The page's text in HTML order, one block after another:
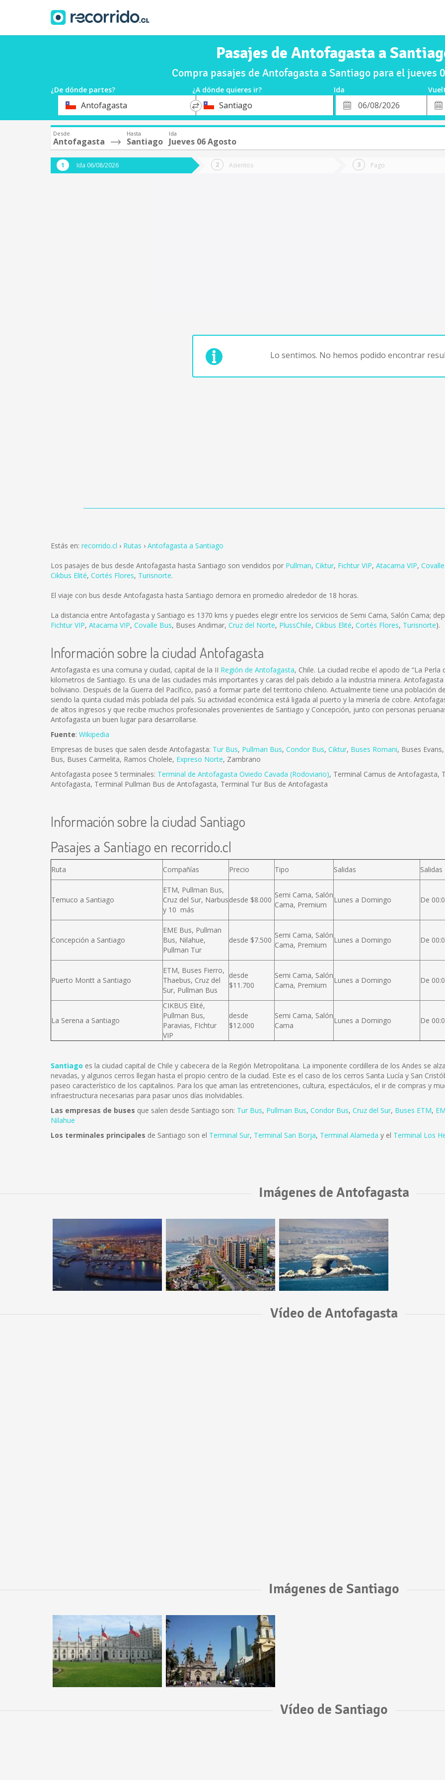
Pasajes de Antofagasta a
Compra pasajes de Antofagasta a Santiago para el jueves
¿De dónde partes? ¿A dónde quieres ir? Ida
OrigenAntofagasta
*
DestinoSantiago
Fecha
de
Fecha
de
Desde
Antofagasta
Hasta
Santiago
Ida
Jueves 06 Agosto
Ida 06/08/2026 Asientos Pago
Lo sentimos. No hemos podido encontrar
Estás en: recorrido.cl Rutas Antofagasta a Santiago
Los pasajes de bus desde Antofagasta hasta Santiago son vendidos por Pullman, Ciktur, Fichtur VIP, Atacama VIP,
Cikbus Elité, Cortés Flores, Turisnorte.
El viaje con bus desde Antofagasta hasta Santiago demora en promedio alrededor de 18 horas.
La distancia entre Antofagasta y Santiago es 1370 kms y puedes elegir entre los servicios de Semi Cama, Salón Cama;
Fichtur VIP, Atacama VIP, Covalle Bus, Buses Andimar, Cruz del Norte, PlussChile, Cikbus Elité, Cortés Flores, Turisnorte).
Información sobre la ciudad Antofagasta
Antofagasta es una comuna y ciudad, capital de la II Región de Antofagasta, Chile. La ciudad recibe el apodo de “La
kilometros de Santiago. Es una de las ciudades más importantes y caras del país debido a la industria minera.
boliviano. Después de la Guerra del Pacífico, pasó a formar parte del territorio chileno. Actualmente tiene una población
siendo la quinta ciudad más poblada del país. Su actividad económica está ligada al puerto y la minería de cobre.
de altos ingresos y que recibe muchos profesionales provenientes de Santiago y Concepción, junto con personas
Antofagasta un buen lugar para desarrollarse.
Fuente: Wikipedia
Empresas de buses que salen desde Antofagasta: Tur Bus, Pullman Bus, Condor Bus, Ciktur, Buses Romani, Buses Evans,
Bus, Buses Carmelita, Ramos Cholele, Expreso Norte, Zambrano
Antofagasta posee 5 terminales: Terminal de Antofagasta Oviedo Cavada (Rodoviario), Terminal Camus de Antofagasta,
Antofagasta, Terminal Pullman Bus de Antofagasta, Terminal Tur Bus de Antofagasta
Información sobre la ciudad Santiago
Pasajes a Santiago en recorrido.cl
Ruta Compañías Precio Tipo Salidas Salidas
Temuco a Santiago
ETM, Pullman Bus,
Cruz del Sur, Narbus
y 10 más
desde $8.000
Semi Cama, Salón
Cama, Premium
Lunes a Domingo De
Concepción a Santiago
EME Bus, Pullman
Bus, Nilahue,
Pullman Tur
desde $7.500
Semi Cama, Salón
Cama, Premium
Lunes a Domingo De
Puerto Montt a Santiago
ETM, Buses Fierro,
Thaebus, Cruz del
Sur, Pullman Bus
desde
$11.700
Semi Cama, Salón
Cama, Premium
Lunes a Domingo De
La Serena a Santiago
CIKBUS Elité,
Pullman Bus,
Paravias, FIchtur
VIP
desde
$12.000
Semi Cama, Salón
Cama
Lunes a Domingo De
Santiago es la ciudad capital de Chile y cabecera de la Región Metropolitana. La imponente cordillera de los Andes se
nevadas, y algunos cerros llegan hasta el propio centro de la ciudad. Este es el caso de los cerros Santa Lucía y San
paseo característico de los capitalinos. Para los que aman las entretenciones, cultura, espectáculos, el ir de compras y
infraestructura necesarias para pasar unos días inolvidables.
Las empresas de buses que salen desde Santiago son: Tur Bus, Pullman Bus, Condor Bus, Cruz del Sur, Buses ETM,
Nilahue
Los terminales principales de Santiago son el Terminal Sur, Terminal San Borja, Terminal Alameda y el Terminal Los
Imágenes de Antofagasta
Vídeo de Antofagasta
Imágenes de Santiago
Vídeo de Santiago